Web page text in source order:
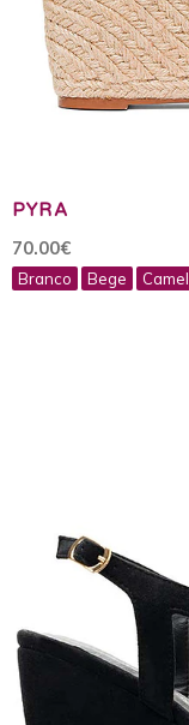
PYRA
70.00€
Branco Bege Camel